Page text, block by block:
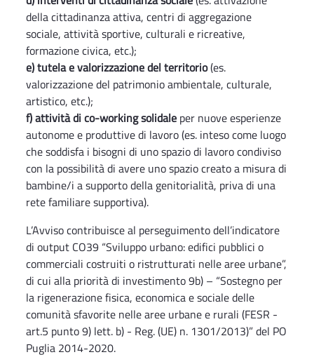
della cittadinanza attiva, centri di aggregazione
sociale, attività sportive, culturali e ricreative,
formazione civica, etc.);
e) tutela e valorizzazione del territorio(es.
valorizzazione del patrimonio ambientale, culturale,
artistico, etc.);
f) attività di co-working solidale per nuove esperienze
autonome e produttive di lavoro (es. inteso come luogo
che soddisfa i bisogni di uno spazio di lavoro condiviso
con la possibilità di avere uno spazio creato a misura di
bambine/i a supporto della genitorialità, priva di una
rete familiare supportiva).
L’Avviso contribuisce al perseguimento dell’indicatore
di output CO39 “Sviluppo urbano: edifici pubblici o
commerciali costruiti o ristrutturati nelle aree urbane”,
di cui alla priorità di investimento 9b) – “Sostegno per
la rigenerazione fisica, economica e sociale delle
comunità sfavorite nelle aree urbane e rurali (FESR -
art.5 punto 9) lett. b) - Reg. (UE) n. 1301/2013)” del PO
Puglia 2014-2020.